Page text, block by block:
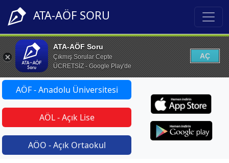
ATA-AÖF SORU
ATA-AÖF Soru
Çıkmış Sorular Cepte
ÜCRETSİZ - Google Play'de
AÇ
AÖF - Anadolu Üniversitesi
AÖL - Açık Lise
AÖO - Açık Ortaokul